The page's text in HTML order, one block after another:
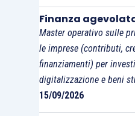
Finanza
Master operativo sulle
le imprese (contributi,
finanziamenti) per
digitalizzazione e beni
15/09/2026